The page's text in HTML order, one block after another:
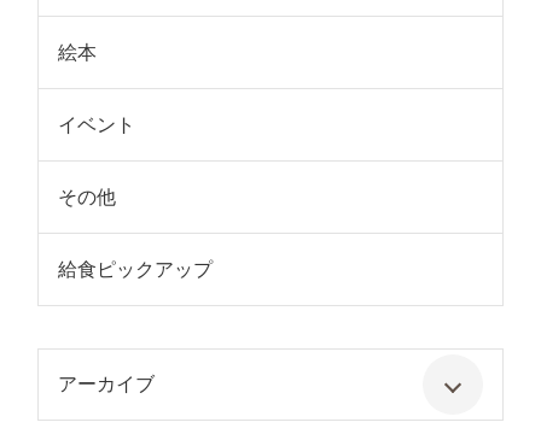
絵本
イベント
その他
給食ピックアップ
アーカイブ